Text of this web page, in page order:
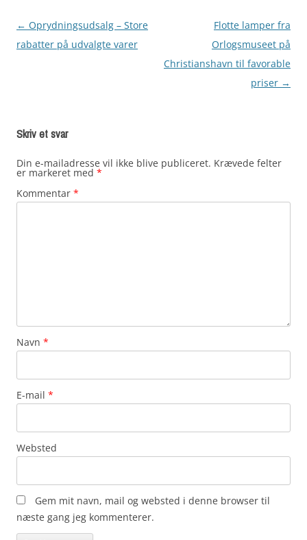
Indlægsnavigation
← Oprydningsudsalg – Store
rabatter på udvalgte varer
Flotte lamper fra
Orlogsmuseet på
Christianshavn til favorable
priser →
Skriv et svar
Din e-mailadresse vil ikke blive publiceret. Krævede felter
er markeret med *
Kommentar *
Navn *
E-mail *
Websted
Gem mit navn, mail og websted i denne browser til
næste gang jeg kommenterer.